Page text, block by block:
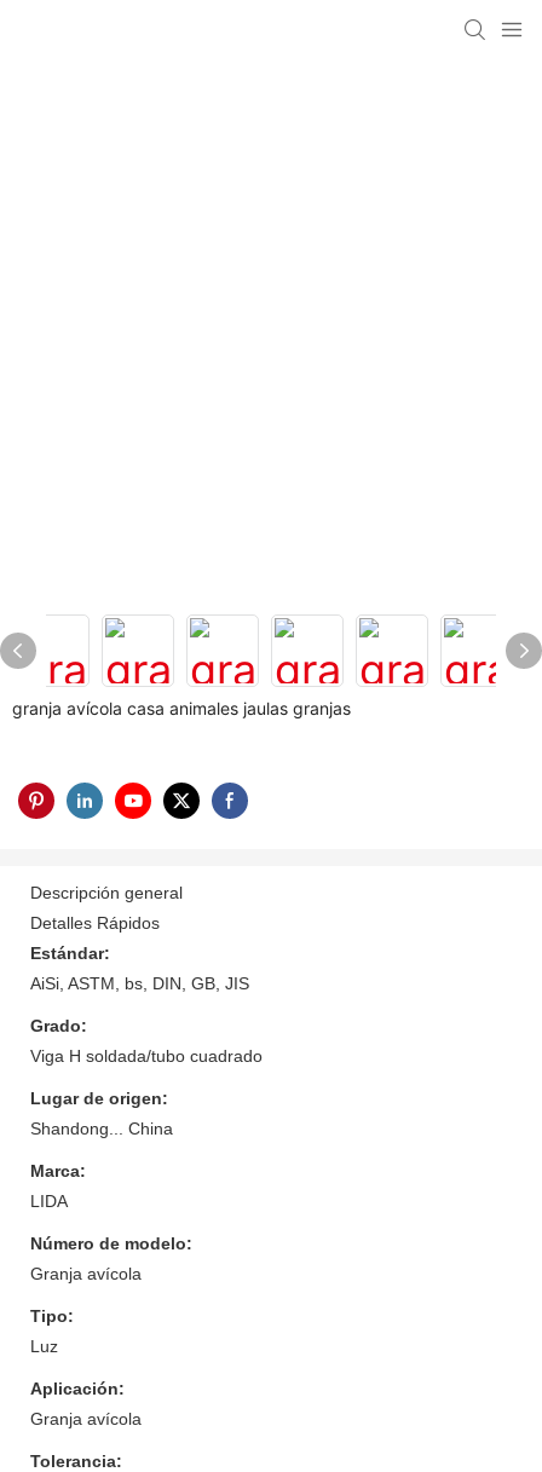
granja avícola casa animales jaulas granjas
Descripción general
Detalles Rápidos
Estándar:
AiSi, ASTM, bs, DIN, GB, JIS
Grado:
Viga H soldada/tubo cuadrado
Lugar de origen:
Shandong... China
Marca:
LIDA
Número de modelo:
Granja avícola
Tipo:
Luz
Aplicación:
Granja avícola
Tolerancia: